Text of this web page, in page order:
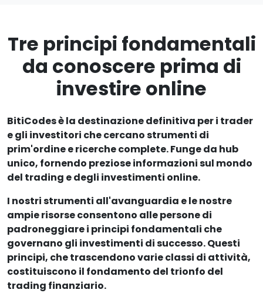
Tre principi fondamentali
da conoscere prima di
investire online
BitiCodes è la destinazione definitiva per i trader
e gli investitori che cercano strumenti di
prim'ordine e ricerche complete. Funge da hub
unico, fornendo preziose informazioni sul mondo
del trading e degli investimenti online.
I nostri strumenti all'avanguardia e le nostre
ampie risorse consentono alle persone di
padroneggiare i principi fondamentali che
governano gli investimenti di successo. Questi
principi, che trascendono varie classi di attività,
costituiscono il fondamento del trionfo del
trading finanziario.